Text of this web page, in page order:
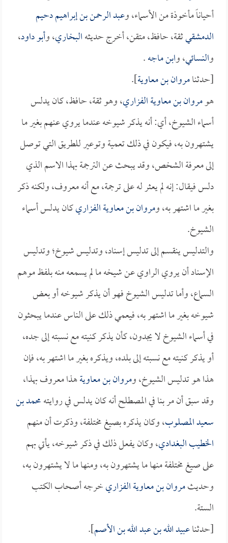
أحياناً مأخوذة من الأسماء، وعبد الرحمن بن إبراهيم دحيم
الدمشقيثقة، حافظ، متقن، أخرج حديثهالبخاري، وأبو داود،
والنسائي، وابن ماجه.
[حدثنامروان بن معاوية].
هومروان بن معاوية الفزاري، وهو ثقة، حافظ، كان يدلس
أسماء الشيوخ، أي: أنه يذكر شيوخه عندما يروي عنهم بغير ما
يشتهرون به، فيكون في ذلك تعمية وتوعير للطريق التي توصل
إلى معرفة الشخص، وقد يبحث عن الترجمة بهذا الاسم الذي
دلس فيقال: إنه لم يعثر له على ترجمة، مع أنه معروف، ولكنه ذكر
بغير ما اشتهر به، ومروان بن معاوية الفزاريكان يدلس أسماء
الشيوخ.
والتدليس ينقسم إلى تدليس إسناد، وتدليس شيوخ؛ وتدليس
الإسناد أن يروي الراوي عن شيخه ما لم يسمعه منه بلفظ موهم
السماع، وأما تدليس الشيوخ فهو أن يذكر شيوخه أو بعض
شيوخه بغير ما اشتهر به، فيعمي ذلك على الناس عندما يبحثون
في أسماء الشيوخ لا يجدون، كأن يذكر كنيته مع نسبته إلى جده،
أو يذكر كنيته مع نسبته إلى بلده، ويذكره بغير ما اشتهر به، فإن
هذا هو تدليس الشيوخ، ومروان بن معاويةهذا معروف بهذا،
وقد سبق أن مر بنا في المصطلح أنه كان يدلس في روايتهمحمد بن
سعيد المصلوب، وكان يذكره بصيغ مختلفة، وذكرت أن منهم
الخطيب البغدادي، وكان يفعل ذلك في ذكر شيوخه، يأتي بهم
على صيغ مختلفة منها ما يشتهرون به، ومنها ما لا يشتهرون به،
وحديثمروان بن معاوية الفزاريخرجه أصحاب الكتب
الستة.
[حدثناعبيد الله بن عبد الله بن الأصم].